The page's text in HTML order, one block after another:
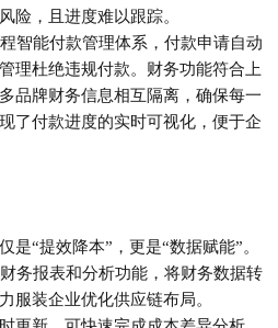
险，且进度难以跟踪。
智能付款管理体系 ，付款申请自动
理杜绝违规付款。财务功能符合上
品牌财务信息相互隔离，确保每一
了付款进度的实时可视化，便于企
是“提效降本”，更是“数据赋能”。
务报表和分析功能 ，将财务数据转
力服装企业优化供应链布局。